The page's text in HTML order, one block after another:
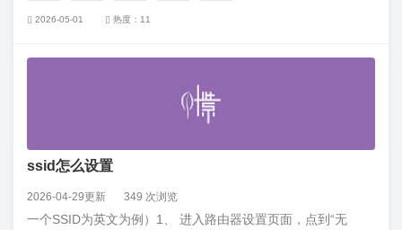
2026-05-01 热度：11
ssid怎么设置
2026-04-29更新 349 次浏览
一个SSID为英文为例）1、 进入路由器设置页面，点到“无